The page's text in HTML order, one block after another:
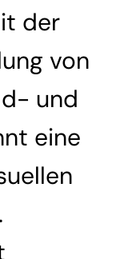
der
von
und
eine